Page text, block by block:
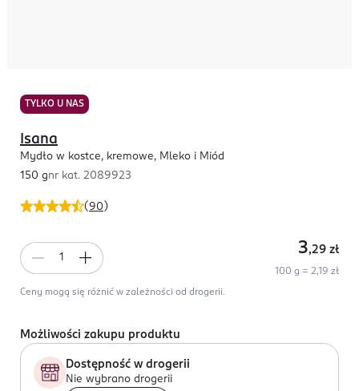
TYLKO U NAS
(90 )
Isana
Mydło w kostce, kremowe, Mleko i Miód
150 gnr kat. 2089923
3,29 zł
100 g = 2,19 zł
Ceny mogą się różnić w zależności od drogerii.
Możliwości zakupu produktu
Dostępność w drogerii
Nie wybrano drogerii